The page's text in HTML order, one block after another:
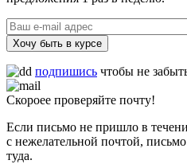
Хочу быть в курсе
подпишись чтобы не
Скороее проверяйте почту!
Если письмо не пришло в
с нежелательной почтой,
туда.